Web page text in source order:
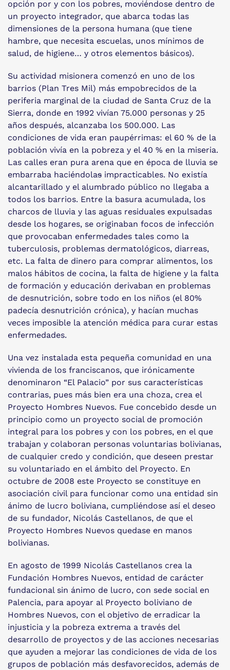
opción por y con los pobres, moviéndose dentro de
un proyecto integrador, que abarca todas las
dimensiones de la persona humana (que tiene
hambre, que necesita escuelas, unos mínimos de
salud, de higiene… y otros elementos básicos).
Su actividad misionera comenzó en uno de los
barrios (Plan Tres Mil) más empobrecidos de la
periferia marginal de la ciudad de Santa Cruz de la
Sierra, donde en 1992 vivían 75.000 personas y 25
años después, alcanzaba los 500.000. Las
condiciones de vida eran paupérrimas: el 60 % de la
población vivía en la pobreza y el 40 % en la miseria.
Las calles eran pura arena que en época de lluvia se
embarraba haciéndolas impracticables. No existía
alcantarillado y el alumbrado público no llegaba a
todos los barrios. Entre la basura acumulada, los
charcos de lluvia y las aguas residuales expulsadas
desde los hogares, se originaban focos de infección
que provocaban enfermedades tales como la
tuberculosis, problemas dermatológicos, diarreas,
etc. La falta de dinero para comprar alimentos, los
malos hábitos de cocina, la falta de higiene y la falta
de formación y educación derivaban en problemas
de desnutrición, sobre todo en los niños (el 80%
padecía desnutrición crónica), y hacían muchas
veces imposible la atención médica para curar estas
enfermedades.
Una vez instalada esta pequeña comunidad en una
vivienda de los franciscanos, que irónicamente
denominaron “El Palacio” por sus características
contrarias, pues más bien era una choza, crea el
Proyecto Hombres Nuevos. Fue concebido desde un
principio como un proyecto social de promoción
integral para los pobres y con los pobres, en el que
trabajan y colaboran personas voluntarias bolivianas,
de cualquier credo y condición, que deseen prestar
su voluntariado en el ámbito del Proyecto. En
octubre de 2008 este Proyecto se constituye en
asociación civil para funcionar como una entidad sin
ánimo de lucro boliviana, cumpliéndose así el deseo
de su fundador, Nicolás Castellanos, de que el
Proyecto Hombres Nuevos quedase en manos
bolivianas.
En agosto de 1999 Nicolás Castellanos crea la
Fundación Hombres Nuevos, entidad de carácter
fundacional sin ánimo de lucro, con sede social en
Palencia, para apoyar al Proyecto boliviano de
Hombres Nuevos, con el objetivo de erradicar la
injusticia y la pobreza extrema a través del
desarrollo de proyectos y de las acciones necesarias
que ayuden a mejorar las condiciones de vida de los
grupos de población más desfavorecidos, además de